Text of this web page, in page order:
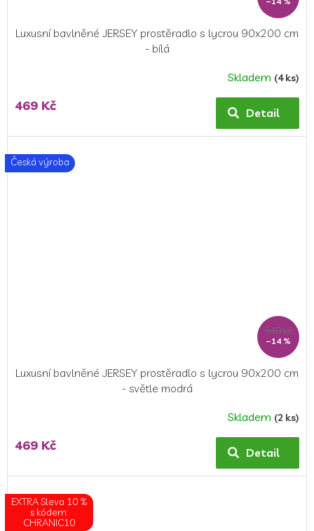
Luxusní bavlněné JERSEY prostěradlo s lycrou 90x200 cm
- bílá
Skladem (4 ks)
469 Kč Detail
Česká výroba
549 Kč
–14 %
Luxusní bavlněné JERSEY prostěradlo s lycrou 90x200 cm
- světle modrá
Skladem (2 ks)
469 Kč Detail
EXTRA Sleva 10 %
s kódem:
CHRANIC10